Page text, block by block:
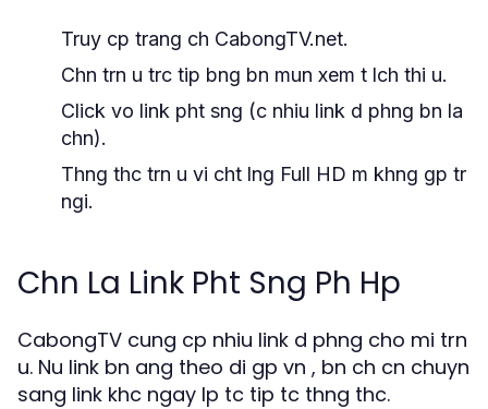
Truy cp trang ch CabongTV.net.
Chn trn u trc tip bng bn mun xem t lch thi u.
Click vo link pht sng (c nhiu link d phng bn la
chn).
Thng thc trn u vi cht lng Full HD m khng gp tr
ngi.
Chn La Link Pht Sng Ph Hp
CabongTV cung cp nhiu link d phng cho mi trn
u. Nu link bn ang theo di gp vn , bn ch cn chuyn
sang link khc ngay lp tc tip tc thng thc.